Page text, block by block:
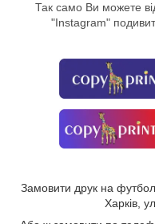
Так само Ви можете
"Instagram"
Замовити друк на
Харків,